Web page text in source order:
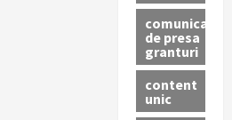
comunicate
de presa
granturi
content
unic